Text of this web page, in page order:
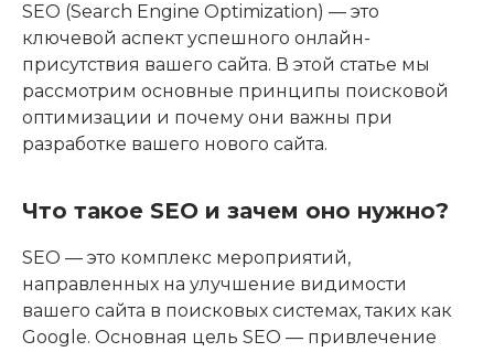
SEO (Search Engine Optimization) — это
ключевой аспект успешного онлайн-
присутствия вашего сайта. В этой статье мы
рассмотрим основные принципы поисковой
оптимизации и почему они важны при
разработке вашего нового сайта.
Что такое SEO и зачем оно нужно?
SEO — это комплекс мероприятий,
направленных на улучшение видимости
вашего сайта в поисковых системах, таких как
Google. Основная цель SEO — привлечение